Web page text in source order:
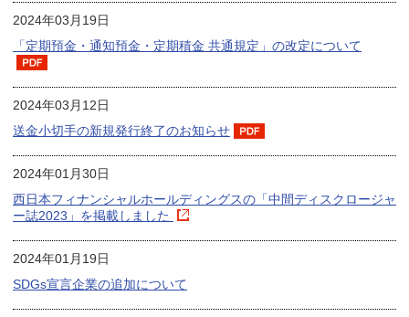
2024年03月19日
「定期預金・通知預金・定期積金 共通規定」の改定について
2024年03月12日
送金小切手の新規発行終了のお知らせ
2024年01月30日
西日本フィナンシャルホールディングスの「中間ディスクロージャ
ー誌2023」を掲載しました
2024年01月19日
SDGs宣言企業の追加について